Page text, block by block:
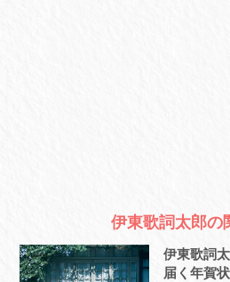
伊東歌詞太郎の
伊東歌詞
届く年賀